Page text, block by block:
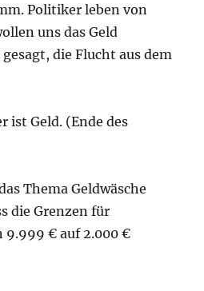
Politiker leben von
uns das Geld
die Flucht aus dem
ist Geld. (Ende des
Thema Geldwäsche
die Grenzen für
9.999 € auf 2.000 €